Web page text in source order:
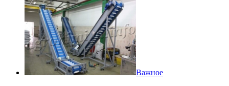
Важное